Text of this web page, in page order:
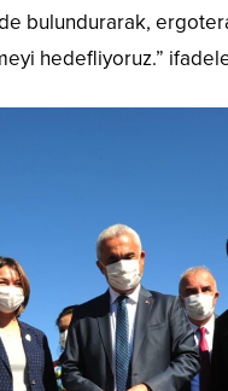
bulundurarak,
hedefliyoruz.”